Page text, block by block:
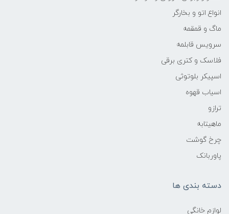
انواع اتو و بخارگر
ماگ و قمقمه
سرویس قابلمه
فلاسک و کتری برقی
اسپیکر بلوتوثی
اسیاب قهوه
ترازو
ماهیتابه
چرخ گوشت
پاوربانک
دسته بندی ها
لوازم خانگی